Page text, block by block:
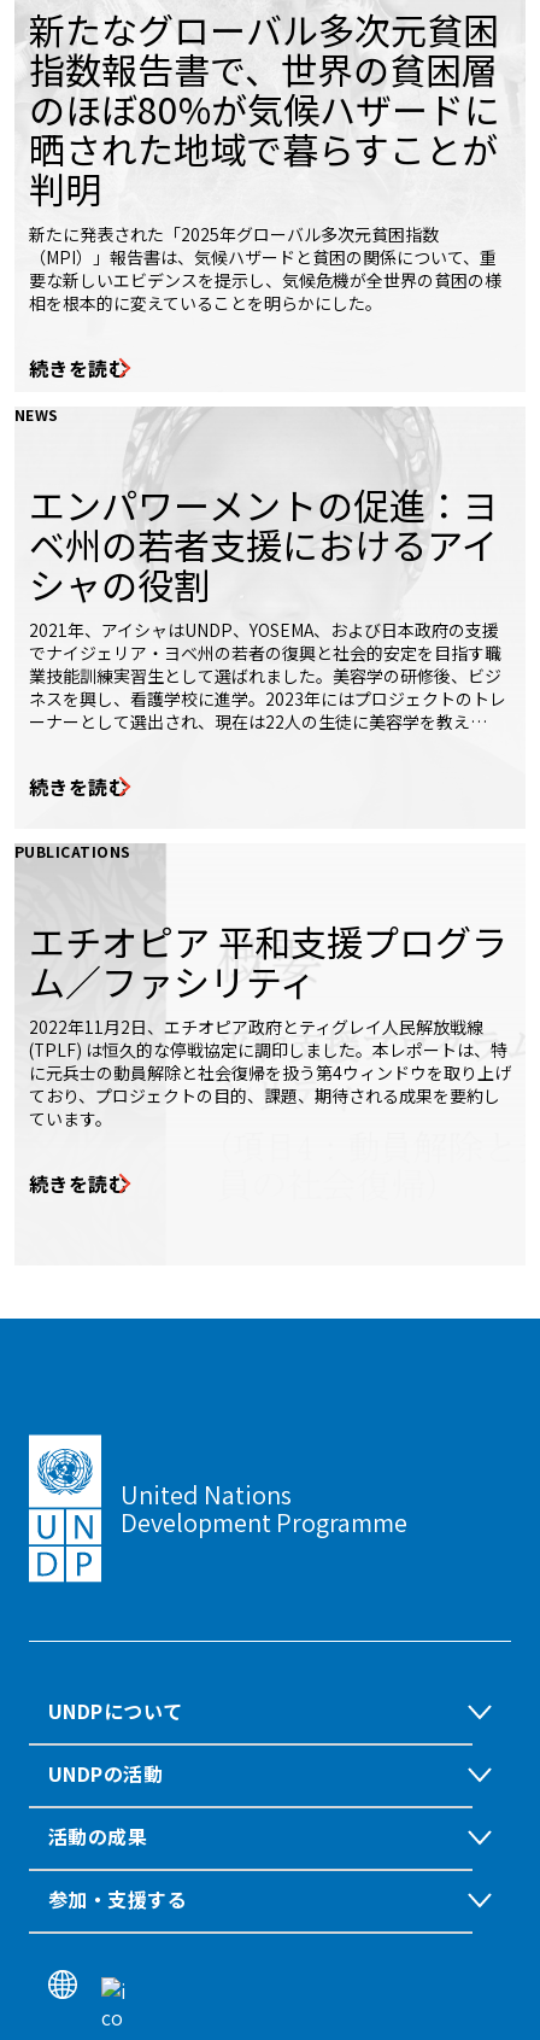
新たなグローバル多次元貧困
指数報告書で、世界の貧困層
のほぼ80%が気候ハザードに
晒された地域で暮らすことが
判明
新たに発表された「2025年グローバル多次元貧困指数
（MPI）」報告書は、気候ハザードと貧困の関係について、重
要な新しいエビデンスを提示し、気候危機が全世界の貧困の様
相を根本的に変えていることを明らかにした。
続きを読む
NEWS
エンパワーメントの促進：ヨ
ベ州の若者支援におけるアイ
シャの役割
2021年、アイシャはUNDP、YOSEMA、および日本政府の支援
でナイジェリア・ヨベ州の若者の復興と社会的安定を目指す職
業技能訓練実習生として選ばれました。美容学の研修後、ビジ
ネスを興し、看護学校に進学。2023年にはプロジェクトのトレ
ーナーとして選出され、現在は22人の生徒に美容学を教え…
続きを読む
PUBLICATIONS
エチオピア 平和支援プログラ
ム／ファシリティ
2022年11月2日、エチオピア政府とティグレイ人民解放戦線
(TPLF) は恒久的な停戦協定に調印しました。本レポートは、特
に元兵士の動員解除と社会復帰を扱う第4ウィンドウを取り上げ
ており、プロジェクトの目的、課題、期待される成果を要約し
ています。
続きを読む
United Nations
Development Programme
UNDPについて
UNDPの活動
活動の成果
参加・支援する